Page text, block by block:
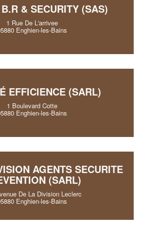
& SECURITY (SAS)
1 Rue De L'arrivee
Enghien-les-Bains
EFFICIENCE (SARL)
1 Boulevard Cotte
Enghien-les-Bains
AGENTS SECURITE
(SARL)
De La Division Leclerc
Enghien-les-Bains